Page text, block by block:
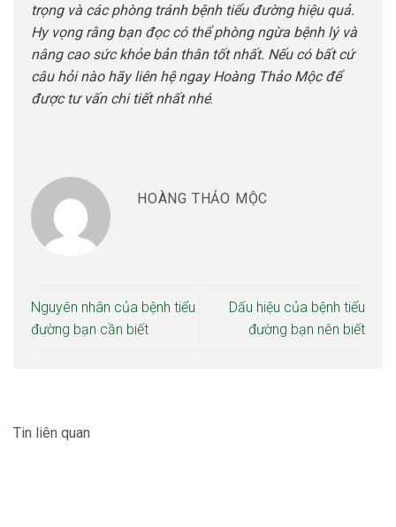
trọng và các phòng tránh bệnh tiểu đường hiệu quả.
Hy vọng rằng bạn đọc có thể phòng ngừa bệnh lý và
nâng cao sức khỏe bản thân tốt nhất. Nếu có bất cứ
câu hỏi nào hãy liên hệ ngay Hoàng Thảo Mộc để
được tư vấn chi tiết nhất nhé.
HOÀNG THẢO MỘC
Nguyên nhân của bệnh tiểu
đường bạn cần biết
Dấu hiệu của bệnh tiểu
đường bạn nên biết
Tin liên quan